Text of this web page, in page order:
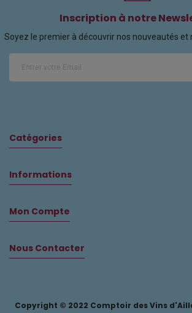
Inscription à notre
Soyez le premier à découvrir nos nouveautés et
Catégories
Informations
Mon Compte
Nous Contacter
Copyright © 2022 Comptoir des Vins